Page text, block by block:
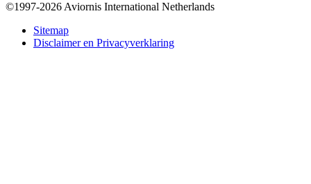
Bottom
©1997-2026 Aviornis International Netherlands
Sitemap
Disclaimer en Privacyverklaring